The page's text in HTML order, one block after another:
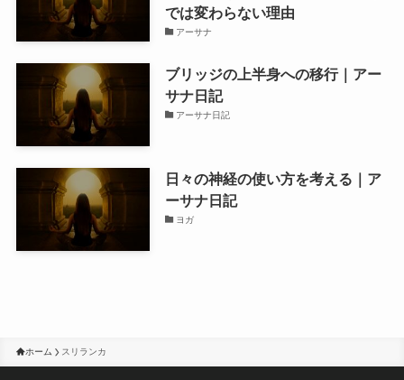
では変わらない理由
アーサナ
ブリッジの上半身への移行｜アー
サナ日記
アーサナ日記
日々の神経の使い方を考える｜ア
ーサナ日記
ヨガ
ホーム スリランカ